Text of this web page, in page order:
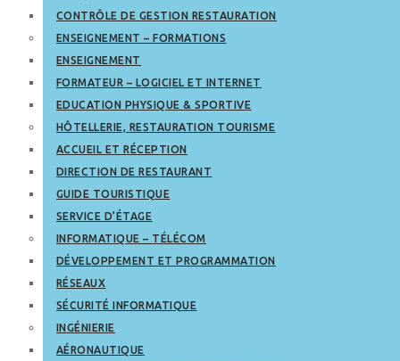
CONTRÔLE DE GESTION RESTAURATION
ENSEIGNEMENT – FORMATIONS
ENSEIGNEMENT
FORMATEUR – LOGICIEL ET INTERNET
EDUCATION PHYSIQUE & SPORTIVE
HÔTELLERIE, RESTAURATION TOURISME
ACCUEIL ET RÉCEPTION
DIRECTION DE RESTAURANT
GUIDE TOURISTIQUE
SERVICE D’ÉTAGE
INFORMATIQUE – TÉLÉCOM
DÉVELOPPEMENT ET PROGRAMMATION
RÉSEAUX
SÉCURITÉ INFORMATIQUE
INGÉNIERIE
AÉRONAUTIQUE